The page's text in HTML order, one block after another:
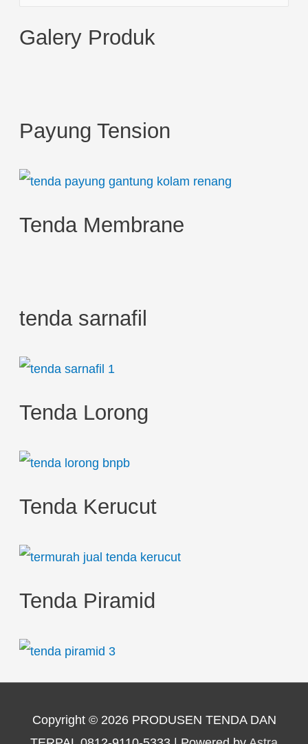
a
f
o
:
Galery Produk
Payung Tension
Tenda Membrane
tenda sarnafil
Tenda Lorong
Tenda Kerucut
Tenda Piramid
Copyright © 2026 PRODUSEN TENDA DAN